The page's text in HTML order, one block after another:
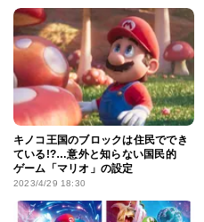
キノコ王国のブロックは住民ででき
ている!?…意外と知らない国民的
ゲーム「マリオ」の設定
2023/4/29 18:30